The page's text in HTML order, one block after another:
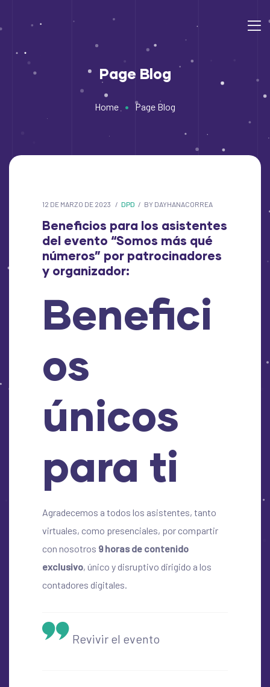
Page Blog
Home • Page Blog
12 DE MARZO DE 2023 DPD BY DAYHANACORREA
Beneficios para los asistentes
del evento “Somos más qué
números” por patrocinadores
y organizador:
Benefici
os
únicos
para ti
Agradecemos a todos los asistentes, tanto
virtuales, como presenciales, por compartir
con nosotros 9 horas de contenido
exclusivo, único y disruptivo dirigido a los
contadores digitales.
Revivir el evento